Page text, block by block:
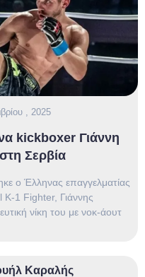
, 2025
kickboxer Γιάννη
Σερβία
ο Έλληνας επαγγελματίας
1 Fighter, Γιάννης
νίκη του με νοκ-άουτ
Καραλής